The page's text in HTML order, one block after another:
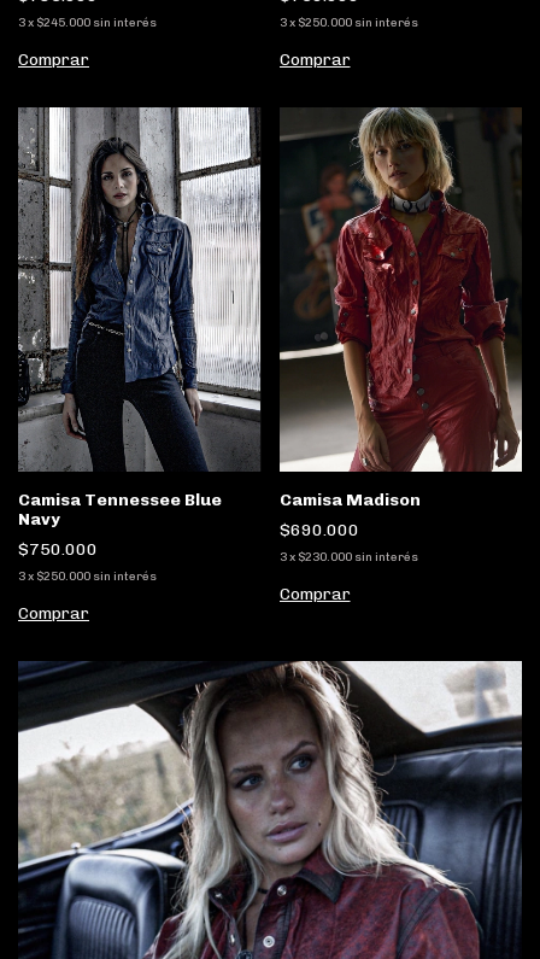
3x $245.000 sin interés
Comprar
3 x $250.000 sin interés
Comprar
Camisa Tennessee Blue
Navy
$750.000
3x $250.000 sin interés
Comprar
Camisa Madison
$690.000
3 x $230.000 sin interés
Comprar